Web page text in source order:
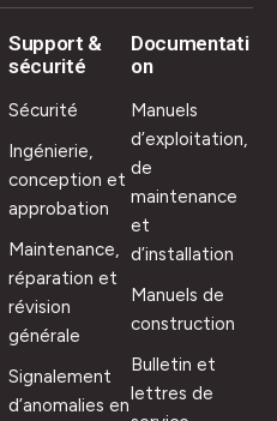
Support &
sécurité
Sécurité
Ingénierie,
conception et
approbation
Maintenance,
réparation et
révision
générale
Signalement
d’anomalies en
Documentati
on
Manuels
d’exploitation,
de
maintenance
et
d’installation
Manuels de
construction
Bulletin et
lettres de